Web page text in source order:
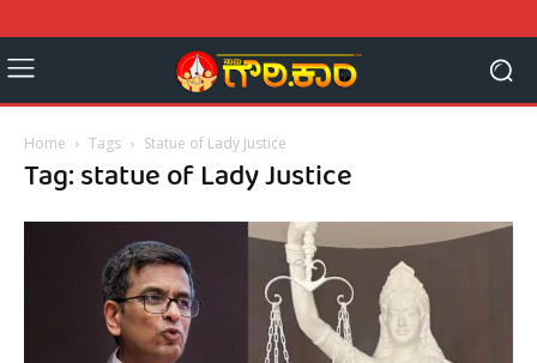
Home Tags Statue of Lady Justice
Tag: statue of Lady Justice